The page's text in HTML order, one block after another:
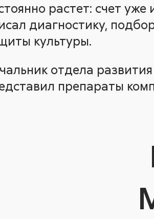
растет: счет
диагностику,
культуры.
отдела
препараты